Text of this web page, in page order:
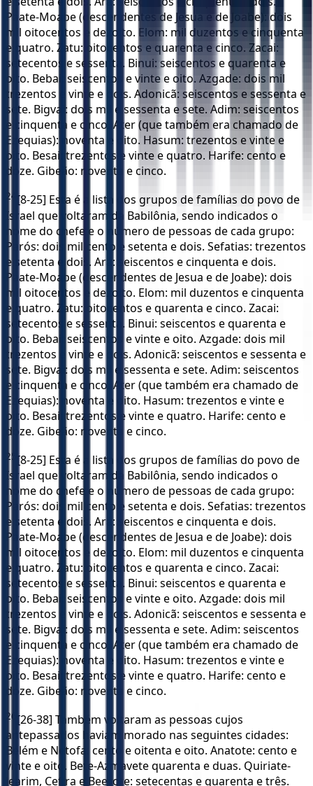
Paate-Moabe (descendentes de Jesua e de Joabe): dois
mil oitocentos e dezoito. Elom: mil duzentos e cinquenta
e quatro. Zatu: oitocentos e quarenta e cinco. Zacai:
setecentos e sessenta. Binui: seiscentos e quarenta e
oito. Bebai: seiscentos e vinte e oito. Azgade: dois mil
trezentos e vinte e dois. Adonicã: seiscentos e sessenta e
sete. Bigvai: dois mil e sessenta e sete. Adim: seiscentos
e cinquenta e cinco. Ater (que também era chamado de
Ezequias): noventa e oito. Hasum: trezentos e vinte e
oito. Besai: trezentos e vinte e quatro. Harife: cento e
doze. Gibeão: noventa e cinco.
24 [8-25] Esta é a lista dos grupos de famílias do povo de
Israel que voltaram da Babilônia, sendo indicados o
nome do chefe e o número de pessoas de cada grupo:
Parós: dois mil cento e setenta e dois. Sefatias: trezentos
e setenta e dois. Ará: seiscentos e cinquenta e dois.
Paate-Moabe (descendentes de Jesua e de Joabe): dois
mil oitocentos e dezoito. Elom: mil duzentos e cinquenta
e quatro. Zatu: oitocentos e quarenta e cinco. Zacai:
setecentos e sessenta. Binui: seiscentos e quarenta e
oito. Bebai: seiscentos e vinte e oito. Azgade: dois mil
trezentos e vinte e dois. Adonicã: seiscentos e sessenta e
sete. Bigvai: dois mil e sessenta e sete. Adim: seiscentos
e cinquenta e cinco. Ater (que também era chamado de
Ezequias): noventa e oito. Hasum: trezentos e vinte e
oito. Besai: trezentos e vinte e quatro. Harife: cento e
doze. Gibeão: noventa e cinco.
25 [8-25] Esta é a lista dos grupos de famílias do povo de
Israel que voltaram da Babilônia, sendo indicados o
nome do chefe e o número de pessoas de cada grupo:
Parós: dois mil cento e setenta e dois. Sefatias: trezentos
e setenta e dois. Ará: seiscentos e cinquenta e dois.
Paate-Moabe (descendentes de Jesua e de Joabe): dois
mil oitocentos e dezoito. Elom: mil duzentos e cinquenta
e quatro. Zatu: oitocentos e quarenta e cinco. Zacai:
setecentos e sessenta. Binui: seiscentos e quarenta e
oito. Bebai: seiscentos e vinte e oito. Azgade: dois mil
trezentos e vinte e dois. Adonicã: seiscentos e sessenta e
sete. Bigvai: dois mil e sessenta e sete. Adim: seiscentos
e cinquenta e cinco. Ater (que também era chamado de
Ezequias): noventa e oito. Hasum: trezentos e vinte e
oito. Besai: trezentos e vinte e quatro. Harife: cento e
doze. Gibeão: noventa e cinco.
26 [26-38] Também voltaram as pessoas cujos
antepassados haviam morado nas seguintes cidades:
Belém e Netofa: cento e oitenta e oito. Anatote: cento e
vinte e oito. Bete-Azmavete quarenta e duas. Quiriate-
Jearim, Cefira e Beerote: setecentas e quarenta e três.